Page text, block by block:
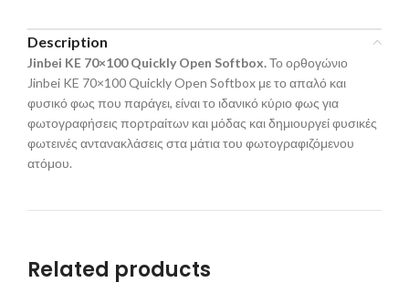
Description
Jinbei KE 70×100 Quickly Open Softbox.Το ορθογώνιο
Jinbei KE 70×100 Quickly Open Softbox με το απαλό και
φυσικό φως που παράγει, είναι το ιδανικό κύριο φως για
φωτογραφήσεις πορτραίτων και μόδας και δημιουργεί φυσικές
φωτεινές αντανακλάσεις στα μάτια του φωτογραφιζόμενου
ατόμου.
Related products